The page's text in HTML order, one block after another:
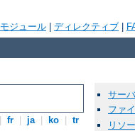
モジュール ディレクティブ
fr ja ko tr
サー
ファ
リソ